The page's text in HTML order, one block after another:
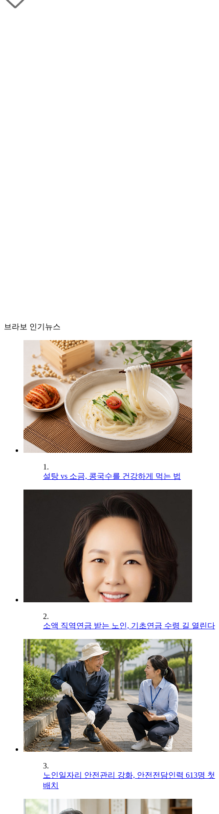
브라보 인기뉴스
1.
설탕 vs 소금, 콩국수를 건강하게 먹는 법
2.
소액 직역연금 받는 노인, 기초연금 수령 길 열린다
3.
노인일자리 안전관리 강화, 안전전담인력 613명 첫
배치